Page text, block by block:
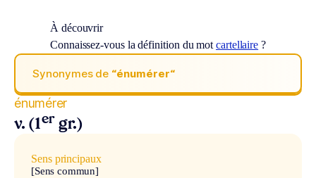
À découvrir
Connaissez-vous la définition du motcartellaire ?
Synonymes de “énumérer“
énumérer
v. (1er gr.)
Sens principaux
[Sens commun]